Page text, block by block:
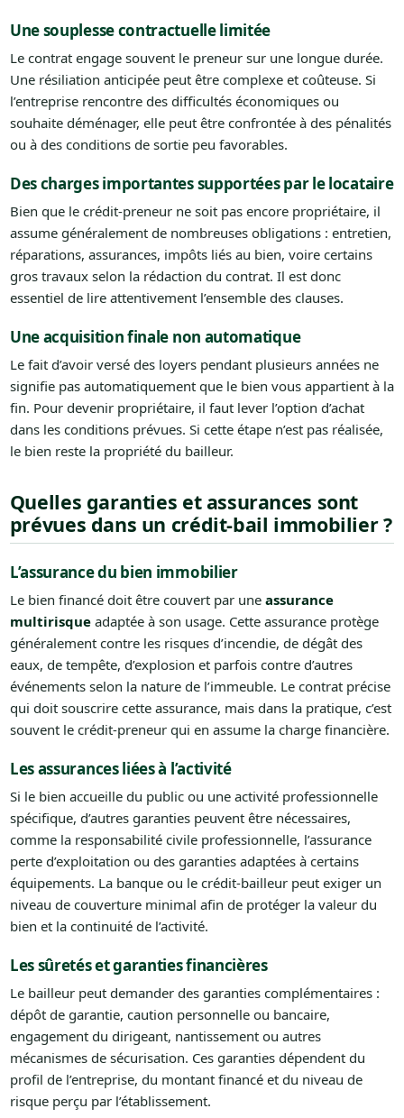
Une souplesse contractuelle limitée
Le contrat engage souvent le preneur sur une longue durée.
Une résiliation anticipée peut être complexe et coûteuse. Si
l’entreprise rencontre des difficultés économiques ou
souhaite déménager, elle peut être confrontée à des pénalités
ou à des conditions de sortie peu favorables.
Des charges importantes supportées par le locataire
Bien que le crédit-preneur ne soit pas encore propriétaire, il
assume généralement de nombreuses obligations : entretien,
réparations, assurances, impôts liés au bien, voire certains
gros travaux selon la rédaction du contrat. Il est donc
essentiel de lire attentivement l’ensemble des clauses.
Une acquisition finale non automatique
Le fait d’avoir versé des loyers pendant plusieurs années ne
signifie pas automatiquement que le bien vous appartient à la
fin. Pour devenir propriétaire, il faut lever l’option d’achat
dans les conditions prévues. Si cette étape n’est pas réalisée,
le bien reste la propriété du bailleur.
Quelles garanties et assurances sont
prévues dans un crédit-bail immobilier ?
L’assurance du bien immobilier
Le bien financé doit être couvert par une assurance
multirisqueadaptée à son usage. Cette assurance protège
généralement contre les risques d’incendie, de dégât des
eaux, de tempête, d’explosion et parfois contre d’autres
événements selon la nature de l’immeuble. Le contrat précise
qui doit souscrire cette assurance, mais dans la pratique, c’est
souvent le crédit-preneur qui en assume la charge financière.
Les assurances liées à l’activité
Si le bien accueille du public ou une activité professionnelle
spécifique, d’autres garanties peuvent être nécessaires,
comme la responsabilité civile professionnelle, l’assurance
perte d’exploitation ou des garanties adaptées à certains
équipements. La banque ou le crédit-bailleur peut exiger un
niveau de couverture minimal afin de protéger la valeur du
bien et la continuité de l’activité.
Les sûretés et garanties financières
Le bailleur peut demander des garanties complémentaires :
dépôt de garantie, caution personnelle ou bancaire,
engagement du dirigeant, nantissement ou autres
mécanismes de sécurisation. Ces garanties dépendent du
profil de l’entreprise, du montant financé et du niveau de
risque perçu par l’établissement.